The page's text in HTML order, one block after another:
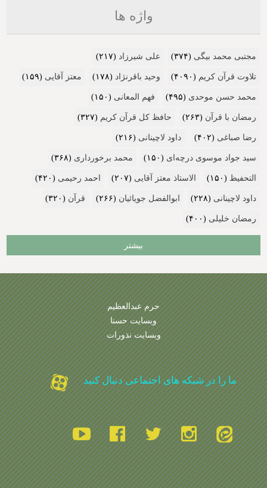
واژه ها
مجتبی محمد بیگی (۳۷۴) علی شیرزاد (۲۱۷)
تلاوت قرآن کریم (۴۰۹۰) وحید باقرنژاد (۱۷۸) معتز آقایی (۱۵۹)
محمد حسن موحدی (۴۹۵) فهم المعانی (۱۵۰)
رمضان با قرآن (۲۶۳) حافظ کل قرآن کریم (۳۲۷)
رضا صباغی (۴۰۲) داود لاچینانی (۲۱۶)
سید جواد موسوی درچه‌ای (۱۵۰) محمد برخورداری (۳۶۸)
التحفیظ (۱۵۰) الاستاذ معتز آقایی (۲۰۷) احمد رحیمی (۴۲۰)
داود لاچینانی (۲۲۸) ابوالفضل جویائیان (۲۶۶) قرآن (۳۲۰)
رمضان خلیلی (۴۰۰)
بیشتر
حرم عبدالعظیم
وبسایت حسنا
وبسایت نذورات
ما را در شبکه های اجتماعی دنبال کنید